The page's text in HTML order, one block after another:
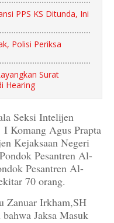
PPS KS Ditunda, Ini
Polisi Periksa
Surat
Hearing
Seksi Intelijen
I Komang Agus Prapta
Kejaksaan Negeri
Pesantren Al-
Pesantren Al-
70 orang.
Zanuar Irkham,SH
Jaksa Masuk